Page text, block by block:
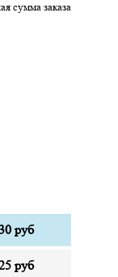
сумма заказа
руб
руб